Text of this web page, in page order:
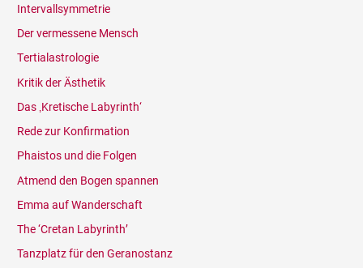
Intervallsymmetrie
Der vermessene Mensch
Tertialastrologie
Kritik der Ästhetik
Das ‚Kretische Labyrinth‘
Rede zur Konfirmation
Phaistos und die Folgen
Atmend den Bogen spannen
Emma auf Wanderschaft
The ‘Cretan Labyrinth’
Tanzplatz für den Geranostanz